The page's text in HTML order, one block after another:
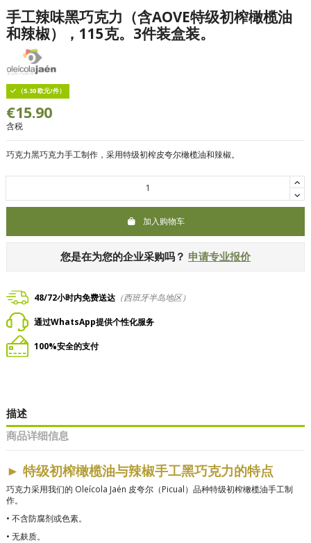
手工辣味黑巧克力（含AOVE特级初榨橄榄油
和辣椒），115克。3件装盒装。
（5.30 欧元/件）
€15.90
含税
巧克力黑巧克力手工制作，采用特级初榨皮夸尔橄榄油和辣椒。
加入购物车
您是在为您的企业采购吗？ 申请专业报价
48/72小时内免费送达 （西班牙半岛地区）
通过WhatsApp提供个性化服务
100%安全的支付
描述
商品详细信息
► 特级初榨橄榄油与辣椒手工黑巧克力的特点
巧克力采用我们的 Oleícola Jaén 皮夸尔（Picual）品种特级初榨橄榄油手工制
作。
• 不含防腐剂或色素。
• 无麸质。